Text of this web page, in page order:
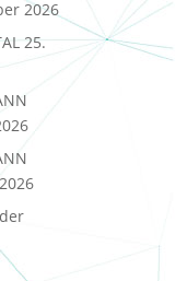
2026
25.